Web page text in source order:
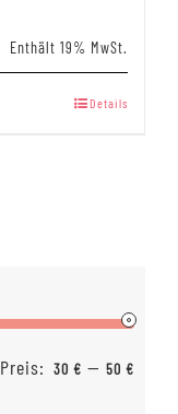
Enthält 19% MwSt.
Details
Preis: 30 € — 50 €